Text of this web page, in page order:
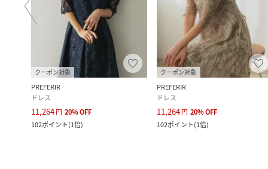
クーポン対象
PREFERIR
ドレス
11,264円 20%OFF
102ポイント(1倍)
クーポン対象
PREFERIR
ドレス
11,264円 20%OFF
102ポイント(1倍)